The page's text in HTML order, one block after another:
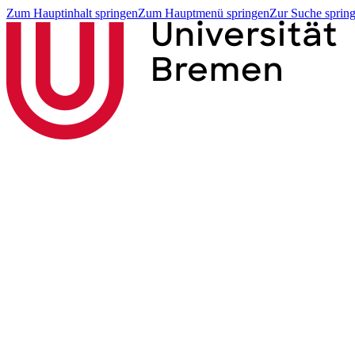
Zum Hauptinhalt springenZum Hauptmenü springenZur Suche